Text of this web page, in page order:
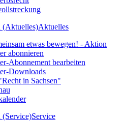
(Aktuelles)Aktuelles
etwas bewegen! - Aktion
abonnieren
Abonnement bearbeiten
Downloads
in Sachsen"
(Service)Service